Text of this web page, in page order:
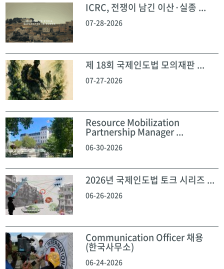
ICRC, 전쟁이 남긴 이산·실종 ...
07-28-2026
제 18회 국제인도법 모의재판 ...
07-27-2026
Resource Mobilization
Partnership Manager ...
06-30-2026
2026년 국제인도법 토크 시리즈 ...
06-26-2026
Communication Officer 채용
(한국사무소)
06-24-2026